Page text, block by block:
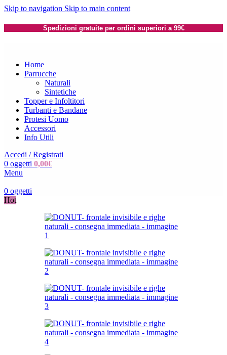
Skip to navigation Skip to main content
Spedizioni gratuite per ordini superiori a 99€
Home
Parrucche
Naturali
Sintetiche
Topper e Infoltitori
Turbanti e Bandane
Protesi Uomo
Accessori
Info Utili
Accedi / Registrati
0 oggetti 0,00€
Menu
0 oggetti
Hot